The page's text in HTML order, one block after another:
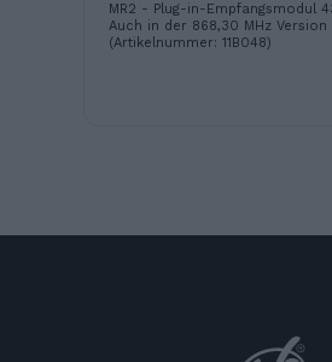
MR2 - Plug-in-Empfangsmodul
Auch in der 868,30 MHz Version
(Artikelnummer: 11B048)